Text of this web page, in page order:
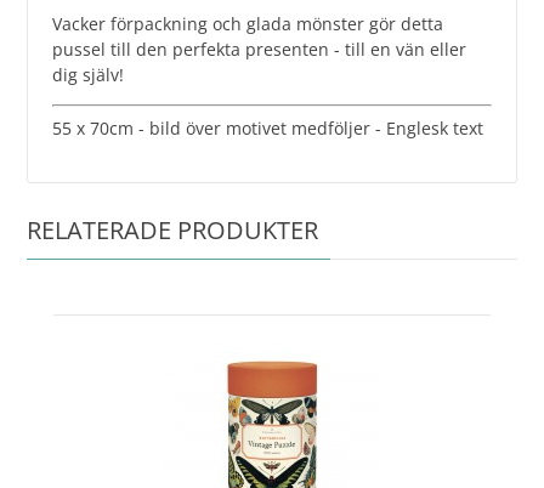
Vacker förpackning och glada mönster gör detta
pussel till den perfekta presenten - till en vän eller
dig själv!
55 x 70cm - bild över motivet medföljer - Englesk text
RELATERADE PRODUKTER